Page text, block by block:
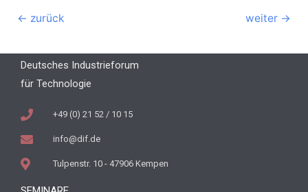
← zurück weiter →
Deutsches Industrieforum
für Technologie
+49 (0) 21 52 / 10 15
info@dif.de
Tulpenstr. 10 - 47906 Kempen